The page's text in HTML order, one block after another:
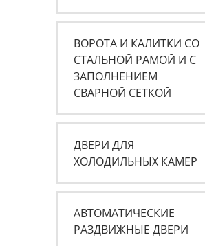
ВОРОТА И КАЛИТКИ СО
СТАЛЬНОЙ РАМОЙ И С
ЗАПОЛНЕНИЕМ
СВАРНОЙ СЕТКОЙ
ДВЕРИ ДЛЯ
ХОЛОДИЛЬНЫХ КАМЕР
АВТОМАТИЧЕСКИЕ
РАЗДВИЖНЫЕ ДВЕРИ